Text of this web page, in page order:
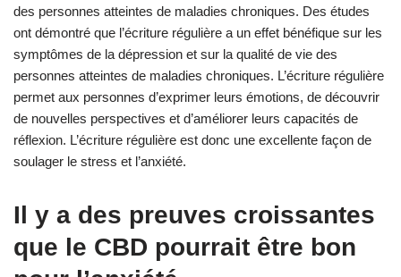
des personnes atteintes de maladies chroniques. Des études
ont démontré que l’écriture régulière a un effet bénéfique sur les
symptômes de la dépression et sur la qualité de vie des
personnes atteintes de maladies chroniques. L’écriture régulière
permet aux personnes d’exprimer leurs émotions, de découvrir
de nouvelles perspectives et d’améliorer leurs capacités de
réflexion. L’écriture régulière est donc une excellente façon de
soulager le stress et l’anxiété.
Il y a des preuves croissantes
que le CBD pourrait être bon